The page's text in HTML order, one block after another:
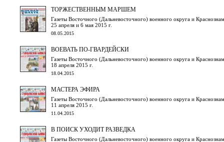
ТОРЖЕСТВЕННЫМ МАРШЕМ
Газеты Восточного (Дальневосточного) военного округа и
25 апреля и 6 мая 2015 г.
08.05.2015
ВОЕВАТЬ ПО-ГВАРДЕЙСКИ
Газеты Восточного (Дальневосточного) военного округа и
18 апреля 2015 г.
18.04.2015
МАСТЕРА ЭФИРА
Газеты Восточного (Дальневосточного) военного округа и
11 апреля 2015 г.
11.04.2015
В ПОИСК УХОДИТ РАЗВЕДКА
Газеты Восточного (Дальневосточного) военного округа и